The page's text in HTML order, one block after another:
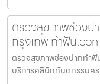
ตรวจสุขภาพช่องป
กรุงเทพ ทำฟัน
ตรวจสุขภาพช่องปากทำ
บริการคลินิกทันตกรรมค